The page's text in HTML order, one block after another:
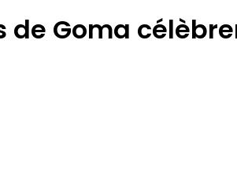
Goma